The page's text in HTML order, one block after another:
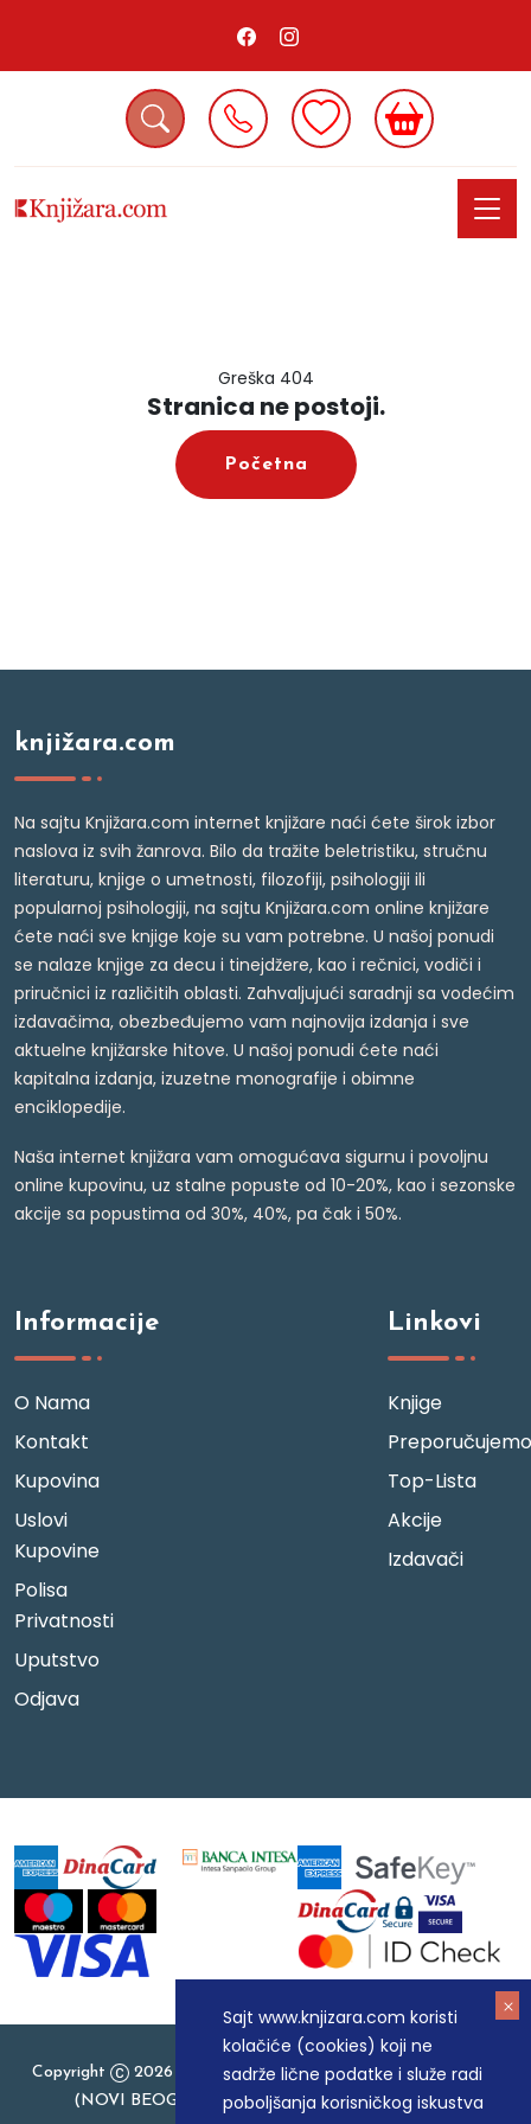
Sajt www.knjizara.com koristi
kolačiće (cookies) koji ne
sadrže lične podatke i služe radi
poboljšanja korisničkog iskustva
Greška 404
Stranica ne postoji.
Početna
knjižara.com
Na sajtu Knjižara.com internet knjižare naći ćete širok izbor
naslova iz svih žanrova. Bilo da tražite beletristiku, stručnu
literaturu, knjige o umetnosti, filozofiji, psihologiji ili
popularnoj psihologiji, na sajtu Knjižara.com online knjižare
ćete naći sve knjige koje su vam potrebne. U našoj ponudi
se nalaze knjige za decu i tinejdžere, kao i rečnici, vodiči i
priručnici iz različitih oblasti. Zahvaljujući saradnji sa vodećim
izdavačima, obezbeđujemo vam najnovija izdanja i sve
aktuelne knjižarske hitove. U našoj ponudi ćete naći
kapitalna izdanja, izuzetne monografije i obimne
enciklopedije.
Naša internet knjižara vam omogućava sigurnu i povoljnu
online kupovinu, uz stalne popuste od 10-20%, kao i sezonske
akcije sa popustima od 30%, 40%, pa čak i 50%.
Informacije
O Nama
Kontakt
Kupovina
Uslovi
Kupovine
Polisa
Privatnosti
Uputstvo
Odjava
Linkovi
Knjige
Preporučujemo
Top-Lista
Akcije
Izdavači
Copyright
2026 Knjizara.com - MAKART DOO BEOGRAD
(NOVI BEOGRAD), PIB: 105184104, MB: 20337524